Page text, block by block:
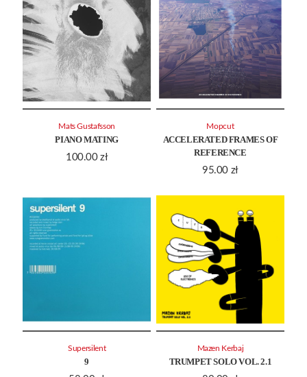
PIANO MATING
100.00 zł
Mats Gustafsson
ACCELERATED FRAMES OF
REFERENCE
95.00 zł
Mopcut
9
Supersilent
TRUMPET SOLO VOL. 2.1
Mazen Kerbaj